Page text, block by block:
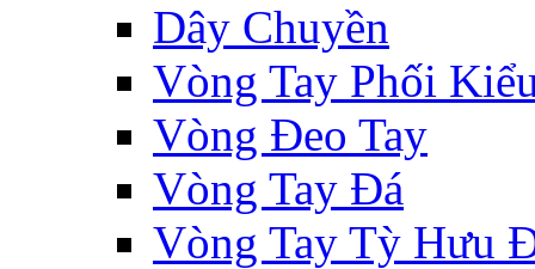
Dây Chuyền
Vòng Tay Phối
Vòng Đeo Tay
Vòng Tay Đá
Vòng Tay Tỳ Hưu